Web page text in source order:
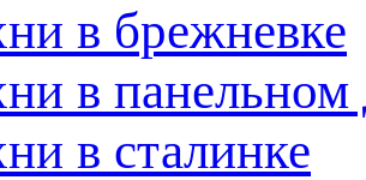
в брежневке
в панельном
в сталинке